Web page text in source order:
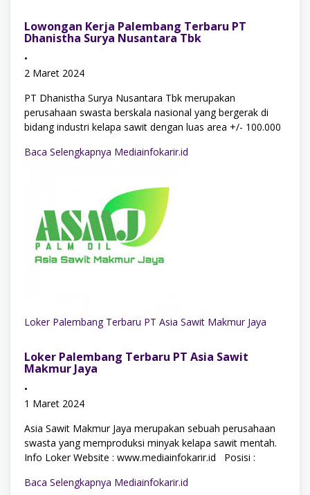
Lowongan Kerja Palembang Terbaru PT
Dhanistha Surya Nusantara Tbk
•
2 Maret 2024
PT Dhanistha Surya Nusantara Tbk merupakan
perusahaan swasta berskala nasional yang bergerak di
bidang industri kelapa sawit dengan luas area +/- 100.000
Baca Selengkapnya Mediainfokarir.id
Loker Palembang Terbaru PT Asia Sawit Makmur Jaya
Loker Palembang Terbaru PT Asia Sawit
Makmur Jaya
•
1 Maret 2024
Asia Sawit Makmur Jaya merupakan sebuah perusahaan
swasta yang memproduksi minyak kelapa sawit mentah.
Info Loker Website : www.mediainfokarir.id Posisi :
Baca Selengkapnya Mediainfokarir.id